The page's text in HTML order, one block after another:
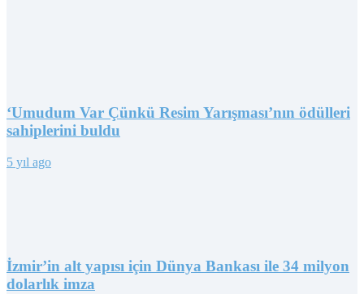
‘Umudum Var Çünkü Resim Yarışması’nın ödülleri
sahiplerini buldu
5 yıl ago
İzmir’in alt yapısı için Dünya Bankası ile 34 milyon
dolarlık imza